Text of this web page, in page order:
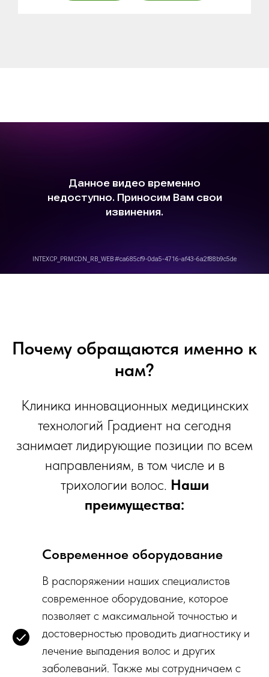
Почему обращаются именно к
нам?
Клиника инновационных медицинских
технологий Градиент на сегодня
занимает лидирующие позиции по всем
направлениям, в том числе и в
трихологии волос. Наши
преимущества:
Современное оборудование
В распоряжении наших специалистов
современное оборудование, которое
позволяет с максимальной точностью и
достоверностью проводить диагностику и
лечение выпадения волос и других
заболеваний. Также мы сотрудничаем с